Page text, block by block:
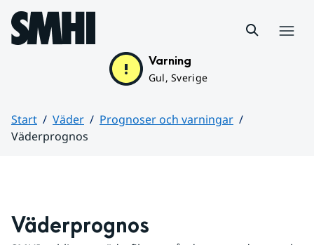
Hoppa till sidans innehåll
Varning
Gul, Sverige
Start Väder
Prognoser och varningar
Väderprognos
Väderprognos